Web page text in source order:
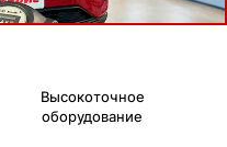
Высокоточное
оборудование